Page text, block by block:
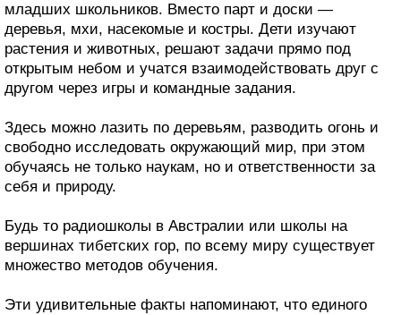
младших школьников. Вместо парт и доски —
деревья, мхи, насекомые и костры. Дети изучают
растения и животных, решают задачи прямо под
открытым небом и учатся взаимодействовать друг с
другом через игры и командные задания.
Здесь можно лазить по деревьям, разводить огонь и
свободно исследовать окружающий мир, при этом
обучаясь не только наукам, но и ответственности за
себя и природу.
Будь то радиошколы в Австралии или школы на
вершинах тибетских гор, по всему миру существует
множество методов обучения.
Эти удивительные факты напоминают, что единого